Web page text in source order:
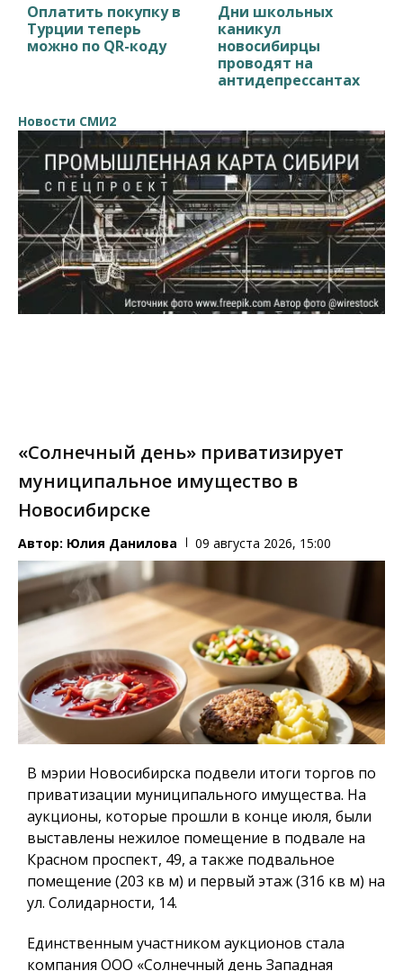
Оплатить покупку в
Турции теперь
можно по QR-коду
Дни школьных
каникул
новосибирцы
проводят на
антидепрессантах
Новости СМИ2
«Солнечный день» приватизирует
муниципальное имущество в
Новосибирске
Автор: Юлия Данилова 09 августа 2026, 15:00
В мэрии Новосибирска подвели итоги торгов по
приватизации муниципального имущества. На
аукционы, которые прошли в конце июля, были
выставлены нежилое помещение в подвале на
Красном проспект, 49, а также подвальное
помещение (203 кв м) и первый этаж (316 кв м) на
ул. Солидарности, 14.
Единственным участником аукционов стала
компания ООО «Солнечный день Западная